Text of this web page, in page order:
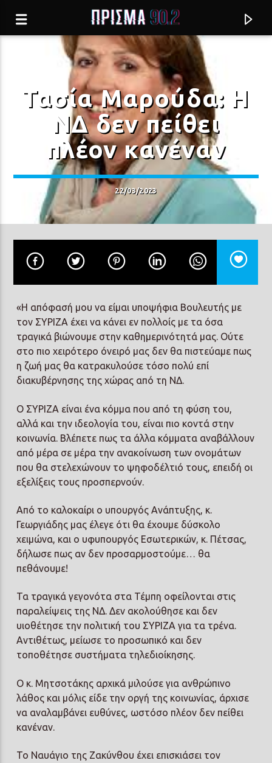
ΑΥΤΟ ΝΑ ΜΕΙΝΕΙ ΜΕΤΑΞΥ ΜΑΣ
ΑΜΑΡΥΛΛΙΣ
Prisma Radio 90,2
Τασία Μαρούδα: Η
ΝΔ δεν πείθει
πλέον κανέναν
22/03/2023
«Η απόφασή μου να είμαι υποψήφια Βουλευτής με
τον ΣΥΡΙΖΑ έχει να κάνει εν πολλοίς με τα όσα
τραγικά βιώνουμε στην καθημερινότητά μας. Ούτε
στο πιο χειρότερο όνειρό μας δεν θα πιστεύαμε πως
η ζωή μας θα κατρακυλούσε τόσο πολύ επί
διακυβέρνησης της χώρας από τη ΝΔ.
Ο ΣΥΡΙΖΑ είναι ένα κόμμα που από τη φύση του,
αλλά και την ιδεολογία του, είναι πιο κοντά στην
κοινωνία. Βλέπετε πως τα άλλα κόμματα αναβάλλουν
από μέρα σε μέρα την ανακοίνωση των ονομάτων
που θα στελεχώνουν το ψηφοδέλτιό τους, επειδή οι
εξελίξεις τους προσπερνούν.
Από το καλοκαίρι ο υπουργός Ανάπτυξης, κ.
Γεωργιάδης μας έλεγε ότι θα έχουμε δύσκολο
χειμώνα, και ο υφυπουργός Εσωτερικών, κ. Πέτσας,
δήλωσε πως αν δεν προσαρμοστούμε… θα
πεθάνουμε!
Τα τραγικά γεγονότα στα Τέμπη οφείλονται στις
παραλείψεις της ΝΔ. Δεν ακολούθησε και δεν
υιοθέτησε την πολιτική του ΣΥΡΙΖΑ για τα τρένα.
Αντιθέτως, μείωσε το προσωπικό και δεν
τοποθέτησε συστήματα τηλεδιοίκησης.
Ο κ. Μητσοτάκης αρχικά μιλούσε για ανθρώπινο
λάθος και μόλις είδε την οργή της κοινωνίας, άρχισε
να αναλαμβάνει ευθύνες, ωστόσο πλέον δεν πείθει
κανέναν.
Το Ναυάγιο της Ζακύνθου έχει επισκιάσει τον